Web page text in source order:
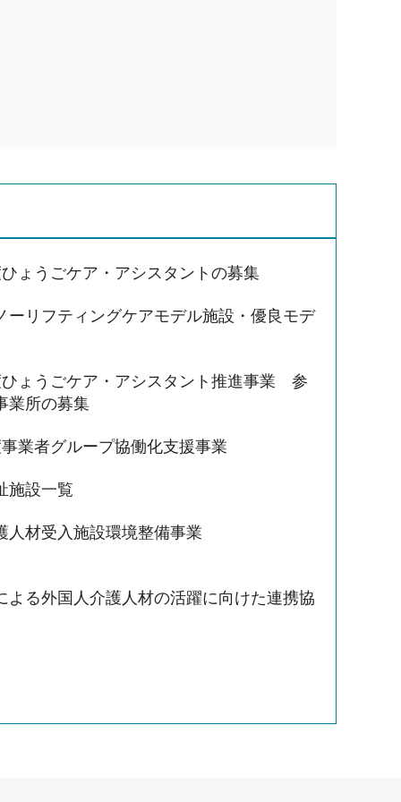
ょうごケア・アシスタントの募集
ーリフティングケアモデル施設・優良モデ
ょうごケア・アシスタント推進事業 参
業所の募集
業者グループ協働化支援事業
施設一覧
人材受入施設環境整備事業
よる外国人介護人材の活躍に向けた連携協